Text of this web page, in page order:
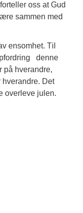
forteller oss at Gud
sammen med
ensomhet. Til
denne
på hverandre,
hverandre. Det
overleve julen.